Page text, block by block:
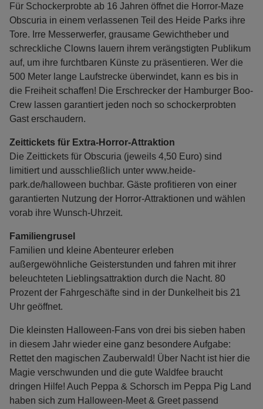
Für Schockerprobte ab 16 Jahren öffnet die Horror-Maze
Obscuria in einem verlassenen Teil des Heide Parks ihre
Tore. Irre Messerwerfer, grausame Gewichtheber und
schreckliche Clowns lauern ihrem verängstigten Publikum
auf, um ihre furchtbaren Künste zu präsentieren. Wer die
500 Meter lange Laufstrecke überwindet, kann es bis in
die Freiheit schaffen! Die Erschrecker der Hamburger Boo-
Crew lassen garantiert jeden noch so schockerprobten
Gast erschaudern.
Zeittickets für Extra-Horror-Attraktion
Die Zeittickets für Obscuria (jeweils 4,50 Euro) sind
limitiert und ausschließlich unter www.heide-
park.de/halloween buchbar. Gäste profitieren von einer
garantierten Nutzung der Horror-Attraktionen und wählen
vorab ihre Wunsch-Uhrzeit.
Familiengrusel
Familien und kleine Abenteurer erleben
außergewöhnliche Geisterstunden und fahren mit ihrer
beleuchteten Lieblingsattraktion durch die Nacht. 80
Prozent der Fahrgeschäfte sind in der Dunkelheit bis 21
Uhr geöffnet.
Die kleinsten Halloween-Fans von drei bis sieben haben
in diesem Jahr wieder eine ganz besondere Aufgabe:
Rettet den magischen Zauberwald! Über Nacht ist hier die
Magie verschwunden und die gute Waldfee braucht
dringen Hilfe! Auch Peppa & Schorsch im Peppa Pig Land
haben sich zum Halloween-Meet & Greet passend